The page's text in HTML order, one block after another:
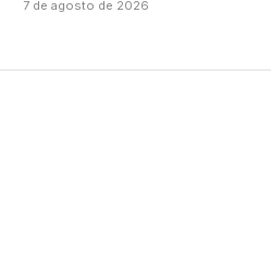
7 de agosto de 2026